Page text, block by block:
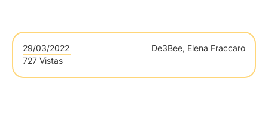
29/03/2022 De3Bee, Elena Fraccaro
727 Vistas